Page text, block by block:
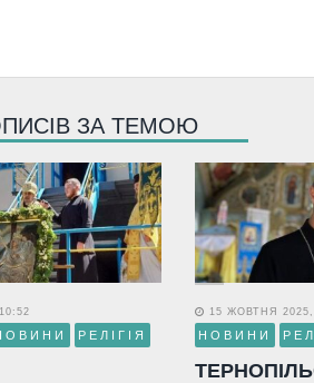
ЗА ТЕМОЮ
РЕЛІГІЯ
15 ЖОВТНЯ 2025,
НОВИНИ